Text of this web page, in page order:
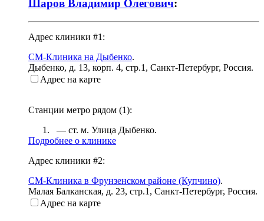
Шаров Владимир Олегович:
Адрес клиники #1:
СМ-Клиника на Дыбенко.
Дыбенко, д. 13, корп. 4, стр.1 , Санкт-Петербург, Россия.
Адрес на карте
Станции метро рядом (1):
— ст. м. Улица Дыбенко.
Подробнее о клинике
Адрес клиники #2:
СМ-Клиника в Фрунзенском районе (Купчино).
Малая Балканская, д. 23, стр.1 , Санкт-Петербург, Россия.
Адрес на карте